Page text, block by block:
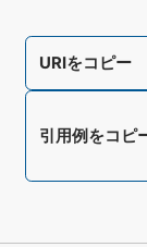
URIをコピー
引用例をコピ